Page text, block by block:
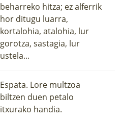
beharreko hitza; ez alferrik
hor ditugu luarra,
kortalohia, atalohia, lur
gorotza, sastagia, lur
ustela...
Espata. Lore multzoa
biltzen duen petalo
itxurako handia.